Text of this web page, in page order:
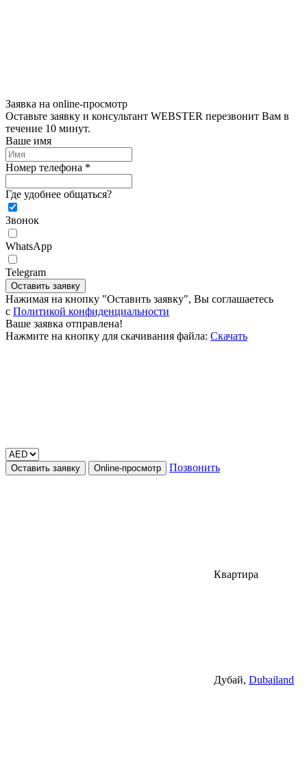
Заявка на online-просмотр
Оставьте заявку и консультант WEBSTER перезвонит Вам в
течение 10 минут.
Ваше имя
Номер телефона *
Где удобнее общаться?
Звонок
WhatsApp
Telegram
Оставить заявку
Нажимая на кнопку "Оставить заявку", Вы соглашаетесь
c Политикой конфиденциальности
Ваше заявка отправлена!
Нажмите на кнопку для скачивания файла: Скачать
Оставить заявку Online-просмотр Позвонить
Квартира
Дубай, Dubailand